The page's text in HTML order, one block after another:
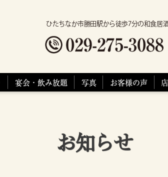
ひたちなか市勝田駅から徒歩7分の和食居
宴会・飲み放題 写真 お客様の声
お知らせ